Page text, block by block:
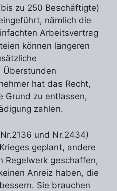
zu 250 Beschäftigte)
nämlich die
Arbeitsvertrag
können längeren
Überstunden
hat das Recht,
Grund zu entlassen,
zahlen.
und Nr.2434)
geplant, andere
Regelwerk geschaffen,
Anreiz haben, die
Sie brauchen